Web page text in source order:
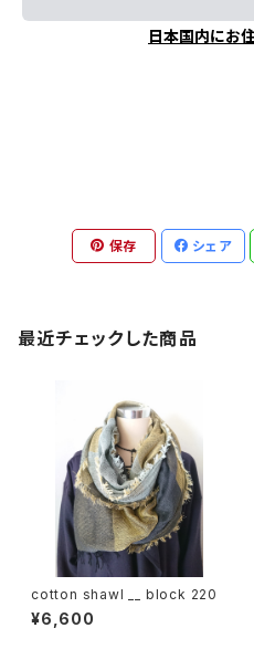
日本国内にお
保存 シェア
最近チェックした商品
cotton shawl __ block 220
¥6,600